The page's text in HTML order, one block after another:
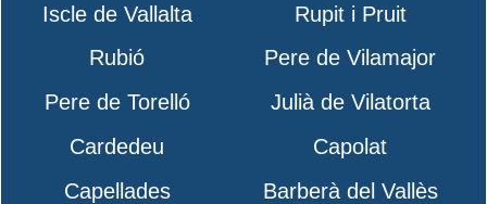
Iscle de Vallalta
Rupit i Pruit
Rubió
Pere de Vilamajor
Pere de Torelló
Julià de Vilatorta
Cardedeu
Capolat
Capellades
Barberà del Vallès